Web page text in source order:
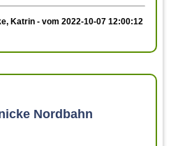
Katrin - vom 2022-10-07 12:00:12
Nordbahn